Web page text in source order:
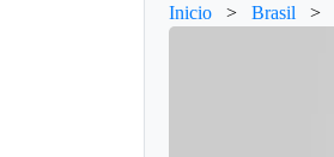
Inicio > Brasil >